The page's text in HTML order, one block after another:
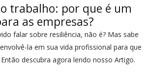
trabalho: por que é um
as empresas?
falar sobre resiliência, não é? Mas sabe
la em sua vida profissional para que
descubra agora lendo nosso Artigo.